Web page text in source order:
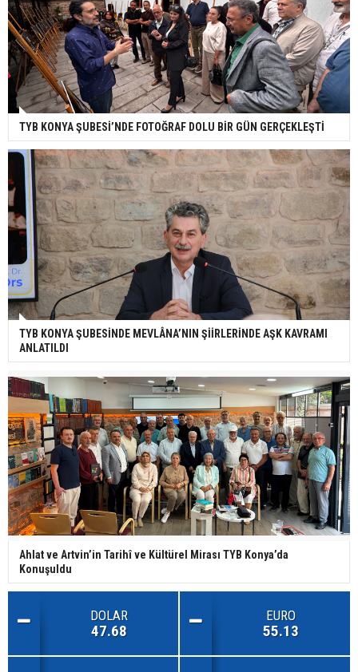
TYB KONYA ŞUBESİ’NDE FOTOĞRAF DOLU BİR GÜN GERÇEKLEŞTİ
TYB KONYA ŞUBESİNDE MEVLÂNA’NIN ŞİİRLERİNDE AŞK KAVRAMI
ANLATILDI
Ahlat ve Artvin’in Tarihî ve Kültürel Mirası TYB Konya’da
Konuşuldu
DOLAR
47.68
EURO
55.13